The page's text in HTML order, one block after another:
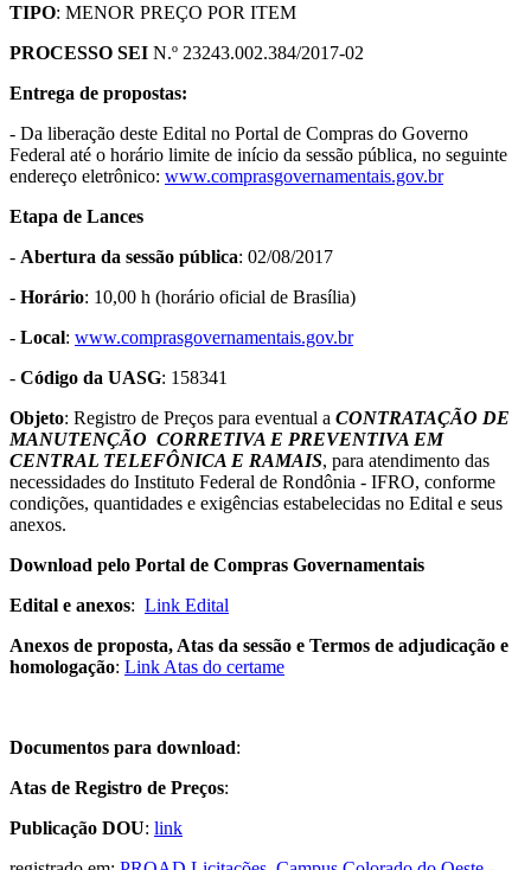
TIPO: MENOR PREÇO POR ITEM
PROCESSO SEI N.º 23243.002.384/2017-02
Entrega de propostas:
- Da liberação deste Edital no Portal de Compras do Governo
Federal até o horário limite de início da sessão pública, no seguinte
endereço eletrônico: www.comprasgovernamentais.gov.br
Etapa de Lances
- Abertura da sessão pública: 02/08/2017
- Horário: 10,00 h (horário oficial de Brasília)
- Local: www.comprasgovernamentais.gov.br
- Código da UASG: 158341
Objeto: Registro de Preços para eventual a CONTRATAÇÃO DE
MANUTENÇÃO CORRETIVA E PREVENTIVA EM
CENTRAL TELEFÔNICA E RAMAIS, para atendimento das
necessidades do Instituto Federal de Rondônia - IFRO, conforme
condições, quantidades e exigências estabelecidas no Edital e seus
anexos.
Download pelo Portal de Compras Governamentais
Edital e anexos: Link Edital
Anexos de proposta, Atas da sessão e Termos de adjudicação e
homologação: Link Atas do certame
Documentos para download:
Atas de Registro de Preços:
Publicação DOU: link